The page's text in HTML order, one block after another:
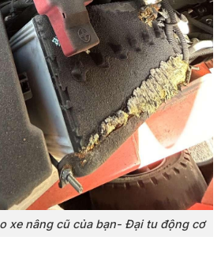
xe nâng cũ của bạn- Đại tu động cơ